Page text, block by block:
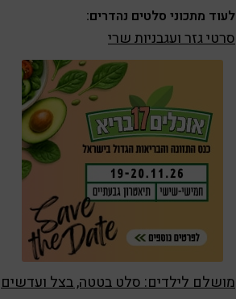
לעוד מתכוני סלטים נהדרים:
סרטי גזר ועגבניות שרי
מושלם לילדים: סלט בטטה, בצל ועדשים